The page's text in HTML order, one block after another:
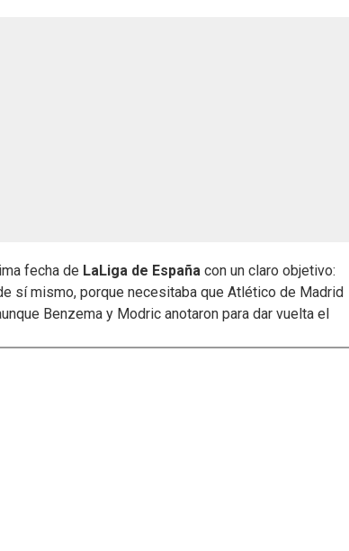
fecha de LaLiga de España con un claro objetivo:
sí mismo, porque necesitaba que Atlético de Madrid
Benzema y Modric anotaron para dar vuelta el